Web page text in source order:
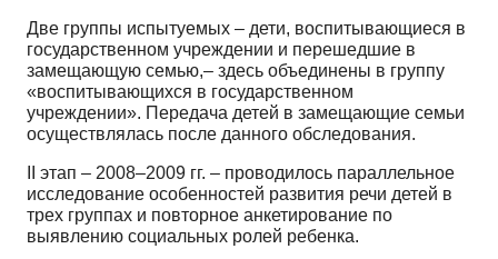
Две группы испытуемых – дети, воспитывающиеся в
государственном учреждении и перешедшие в
замещающую семью,– здесь объединены в группу
«воспитывающихся в государственном
учреждении». Передача детей в замещающие семьи
осуществлялась после данного обследования.
II этап – 2008–2009 гг. – проводилось параллельное
исследование особенностей развития речи детей в
трех группах и повторное анкетирование по
выявлению социальных ролей ребенка.